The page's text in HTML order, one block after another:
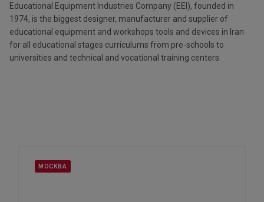
Educational Equipment Industries Company (EEI), founded in
1974, is the biggest designer, manufacturer and supplier of
educational equipment and workshops tools and devices in Iran
for all educational stages curriculums from pre-schools to
universities and technical and vocational training centers.
МОСКВА